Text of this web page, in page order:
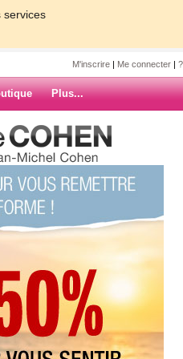
services
M'inscrire | Me connecter |
Plus...